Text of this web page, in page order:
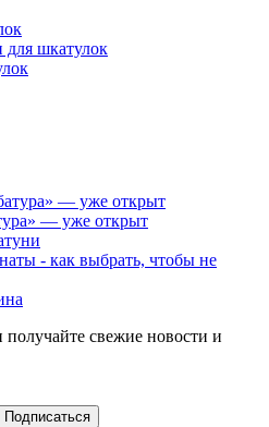
для шкатулок
— уже открыт
- как выбрать, чтобы не
свежие новости и